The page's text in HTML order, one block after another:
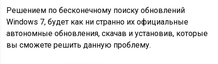
Решением по бесконечному поиску обновлений
Windows 7, будет как ни странно их официальные
автономные обновления, скачав и установив, которые
вы сможете решить данную проблему.